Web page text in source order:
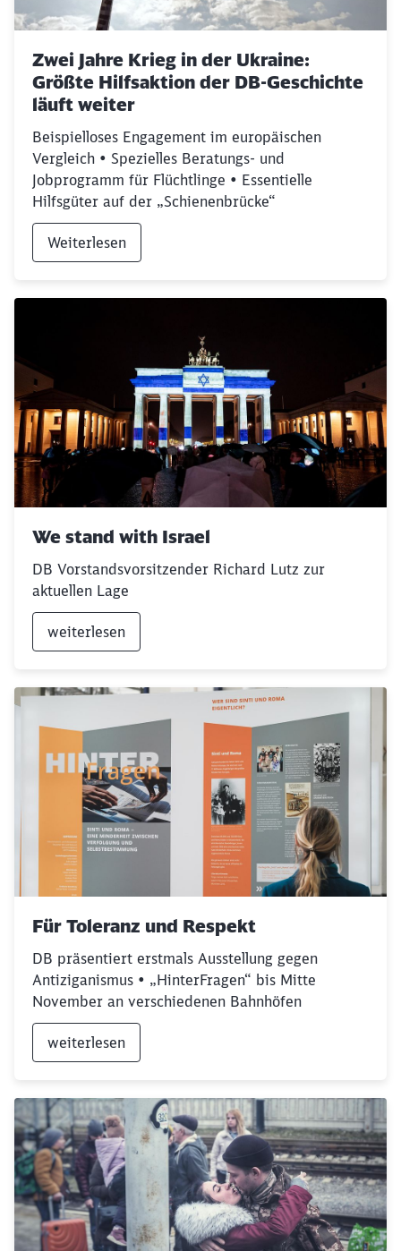
Zwei Jahre Krieg in der Ukraine:
Größte Hilfsaktion der DB-Geschichte
läuft weiter
Beispielloses Engagement im europäischen
Vergleich • Spezielles Beratungs- und
Jobprogramm für Flüchtlinge • Essentielle
Hilfsgüter auf der „Schienenbrücke“
Weiterlesen
We stand with Israel
DB Vorstandsvorsitzender Richard Lutz zur
aktuellen Lage
weiterlesen
Für Toleranz und Respekt
DB präsentiert erstmals Ausstellung gegen
Antiziganismus • „HinterFragen“ bis Mitte
November an verschiedenen Bahnhöfen
weiterlesen